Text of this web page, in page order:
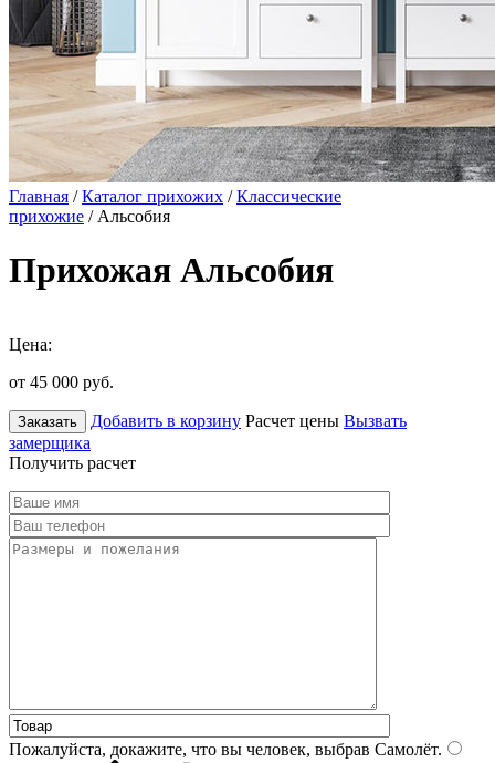
Главная /Каталог прихожих /Классические
прихожие / Альсобия
Прихожая Альсобия
Цена:
от 45 000 руб.
Заказать Добавить в корзину Расчет цены Вызвать
замерщика
Получить расчет
Пожалуйста, докажите, что вы человек, выбрав Самолёт.